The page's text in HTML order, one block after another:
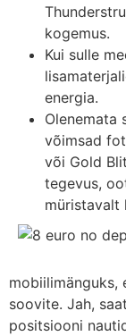
kogemus.
Kui sulle
energia.
Olenemata
võimsad
või Gold
tegevus,
müristavalt
mobiilimänguks,
soovite. Jah,
positsiooni